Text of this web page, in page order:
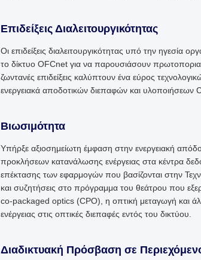
Επιδείξεις Διαλειτουργικότητας
Οι επιδείξεις διαλειτουργικότητας υπό την
το δίκτυο OFCnet για να παρουσιάσουν
ζωντανές επιδείξεις καλύπτουν ένα εύρος
ενεργειακά αποδοτικών διεπαφών και
Βιωσιμότητα
Υπήρξε αξιοσημείωτη έμφαση στην ενεργειακή
προκλήσεων κατανάλωσης ενέργειας στα κέντρα
επέκτασης των εφαρμογών που βασίζονται στην
και συζητήσεις στο πρόγραμμα του θεάτρου που
co-packaged optics (CPO), η οπτική μεταγωγή και
ενέργειας στις οπτικές διεπαφές εντός του δικτύου.
Διαδικτυακή Πρόσβαση σε